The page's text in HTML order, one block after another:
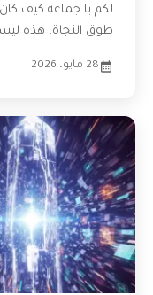
طوق النجاة. هذه
28 مايو، 2026